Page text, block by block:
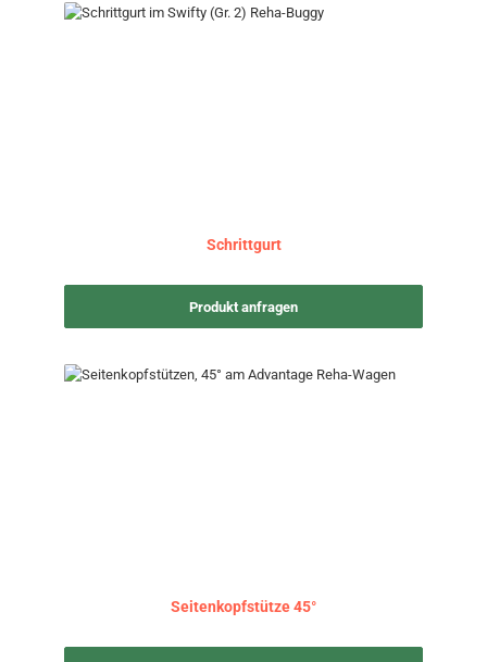
Schrittgurt
Produkt anfragen
Seitenkopfstütze 45°